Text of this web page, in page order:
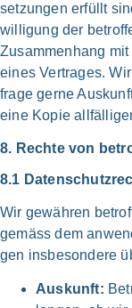
setzungen erfüllt
willigung der
Zusammen­hang
eines Ver­tra­ges.
fra­ge ger­ne
eine Kopie
8. Rech­te von
8.1
Wir gewäh­ren
gemäss dem
gen ins­be­son­de­re
Aus­kunft: